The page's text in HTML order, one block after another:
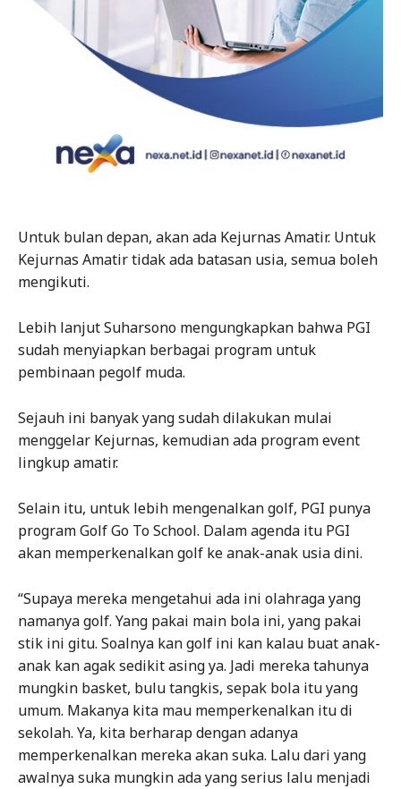
Untuk bulan depan, akan ada Kejurnas Amatir. Untuk
Kejurnas Amatir tidak ada batasan usia, semua boleh
mengikuti.
Lebih lanjut Suharsono mengungkapkan bahwa PGI
sudah menyiapkan berbagai program untuk
pembinaan pegolf muda.
Sejauh ini banyak yang sudah dilakukan mulai
menggelar Kejurnas, kemudian ada program event
lingkup amatir.
Selain itu, untuk lebih mengenalkan golf, PGI punya
program Golf Go To School. Dalam agenda itu PGI
akan memperkenalkan golf ke anak-anak usia dini.
“Supaya mereka mengetahui ada ini olahraga yang
namanya golf. Yang pakai main bola ini, yang pakai
stik ini gitu. Soalnya kan golf ini kan kalau buat anak-
anak kan agak sedikit asing ya. Jadi mereka tahunya
mungkin basket, bulu tangkis, sepak bola itu yang
umum. Makanya kita mau memperkenalkan itu di
sekolah. Ya, kita berharap dengan adanya
memperkenalkan mereka akan suka. Lalu dari yang
awalnya suka mungkin ada yang serius lalu menjadi